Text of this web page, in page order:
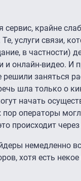
крайне
услуги связи,
в частности)
и онлайн-видео. И
заняться
шла только о
начать
пор операторы
происходит
немедленно
хотя есть